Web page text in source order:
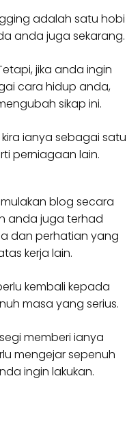
adalah satu hobi
anda juga sekarang.
jika anda ingin
cara hidup anda,
sikap ini.
ianya sebagai satu
perniagaan lain.
blog secara
anda juga terhad
dan perhatian yang
kerja lain.
kembali kepada
masa yang serius.
memberi ianya
mengejar sepenuh
ingin lakukan.